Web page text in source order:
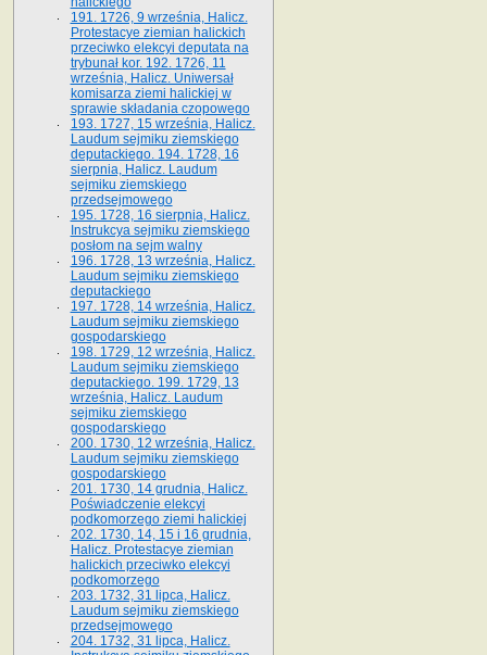
191. 1726, 9 września, Halicz.
Protestacye ziemian halickich
przeciwko elekcyi deputata na
trybunał kor. 192. 1726, 11
września, Halicz. Uniwersał
komisarza ziemi halickiej w
sprawie składania czopowego
193. 1727, 15 września, Halicz.
Laudum sejmiku ziemskiego
deputackiego. 194. 1728, 16
sierpnia, Halicz. Laudum
sejmiku ziemskiego
przedsejmowego
195. 1728, 16 sierpnia, Halicz.
Instrukcya sejmiku ziemskiego
posłom na sejm walny
196. 1728, 13 września, Halicz.
Laudum sejmiku ziemskiego
deputackiego
197. 1728, 14 września, Halicz.
Laudum sejmiku ziemskiego
gospodarskiego
198. 1729, 12 września, Halicz.
Laudum sejmiku ziemskiego
deputackiego. 199. 1729, 13
września, Halicz. Laudum
sejmiku ziemskiego
gospodarskiego
200. 1730, 12 września, Halicz.
Laudum sejmiku ziemskiego
gospodarskiego
201. 1730, 14 grudnia, Halicz.
Poświadczenie elekcyi
podkomorzego ziemi halickiej
202. 1730, 14, 15 i 16 grudnia,
Halicz. Protestacye ziemian
halickich przeciwko elekcyi
podkomorzego
203. 1732, 31 lipca, Halicz.
Laudum sejmiku ziemskiego
przedsejmowego
204. 1732, 31 lipca, Halicz.